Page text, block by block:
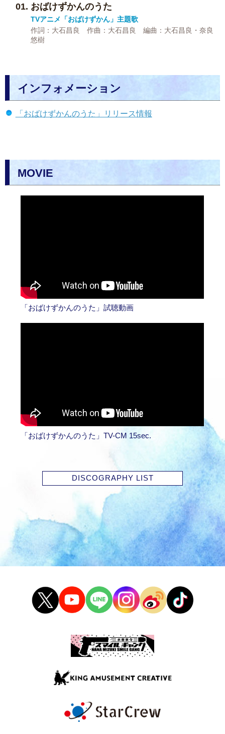
おばけずかんのうた
TVアニメ「おばけずかん」主題歌
作詞：大石昌良 作曲：大石昌良 編曲：大石昌良・奈良
悠樹
インフォメーション
「おばけずかんのうた」リリース情報
MOVIE
「おばけずかんのうた」試聴動画
「おばけずかんのうた」TV-CM 15sec.
DISCOGRAPHY LIST